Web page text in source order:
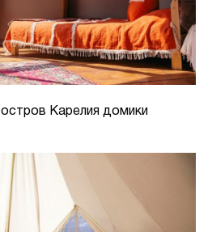
Карелия домики